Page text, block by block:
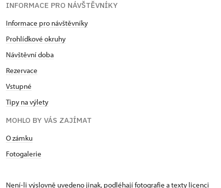
INFORMACE PRO NÁVŠTĚVNÍKY
Informace pro návštěvníky
Prohlídkové okruhy
Návštěvní doba
Rezervace
Vstupné
Tipy na výlety
MOHLO BY VÁS ZAJÍMAT
O zámku
Fotogalerie
Není-li výslovně uvedeno jinak, podléhají fotografie a texty licenci